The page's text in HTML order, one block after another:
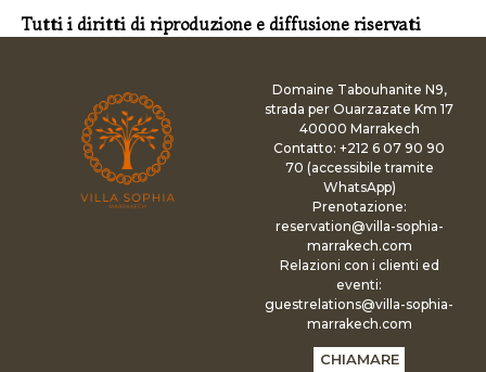
Tutti i diritti di riproduzione e diffusione riservati
Domaine Tabouhanite N9,
strada per Ouarzazate Km 17
40000 Marrakech
Contatto: +212 6 07 90 90
70 (accessibile tramite
WhatsApp)
Prenotazione:
reservation@villa-sophia-
marrakech.com
Relazioni con i clienti ed
eventi:
guestrelations@villa-sophia-
marrakech.com
CHIAMARE